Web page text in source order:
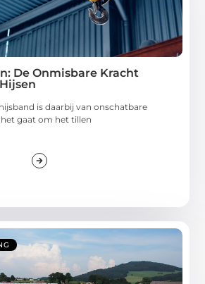
De Onmisbare Kracht
is daarbij van onschatbare
gaat om het tillen